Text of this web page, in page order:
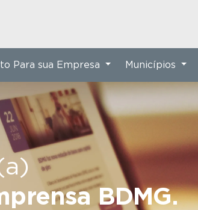
BDMG.
Para sua Empresa Municípios